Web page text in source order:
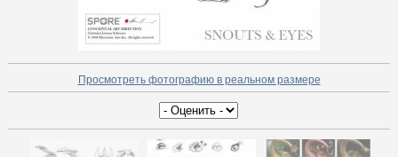
Просмотреть фотографию в реальном размере